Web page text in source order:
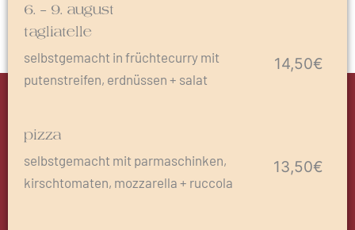
6. – 9. august
tagliatelle
selbstgemacht in früchtecurry mit
putenstreifen, erdnüssen + salat
14,50€
pizza
selbstgemacht mit parmaschinken,
kirschtomaten, mozzarella + ruccola
13,50€